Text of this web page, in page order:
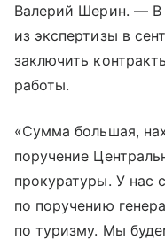
Валерий Шерин. — В
из экспертизы в
заключить
работы.
«Сумма большая,
поручение
прокуратуры. У нас
по поручению
по туризму. Мы